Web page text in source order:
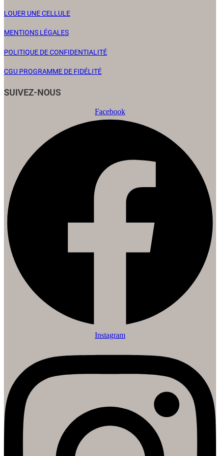
LOUER UNE CELLULE
MENTIONS LÉGALES
POLITIQUE DE CONFIDENTIALITÉ
CGU PROGRAMME DE FIDÉLITÉ
SUIVEZ-NOUS
Facebook
Instagram